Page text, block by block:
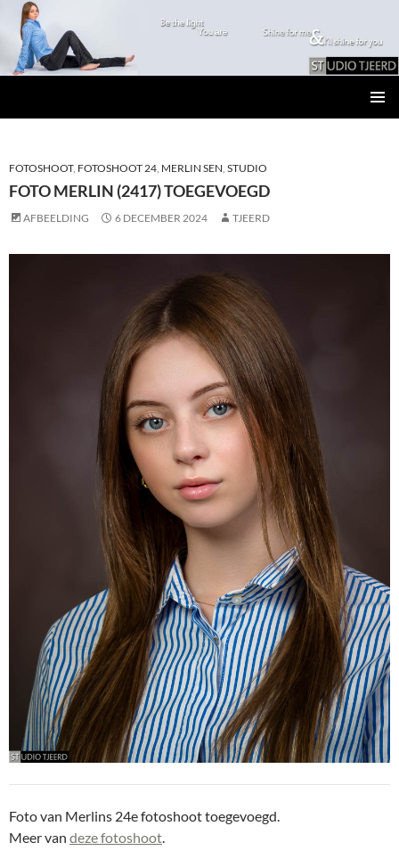
INHOUD
FOTOSHOOT, FOTOSHOOT 24, MERLIN SEN, STUDIO
FOTO MERLIN (2417) TOEGEVOEGD
AFBEELDING 6 DECEMBER 2024 TJEERD
Foto van Merlins 24e fotoshoot toegevoegd.
Meer van deze fotoshoot.